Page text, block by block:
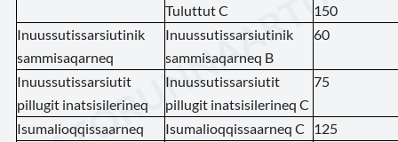
Tuluttut C
150
Inuussutissarsiutinik
sammisaqarneq
Inuussutissarsiutinik
sammisaqarneq B
60
Inuussutissarsiutit
pillugit inatsisilerineq
Inuussutissarsiutit
pillugit inatsisilerineq C
75
Isumalioqqissaarneq Isumalioqqissaarneq C
125